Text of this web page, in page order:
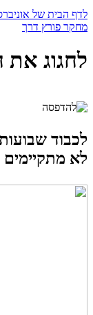
לדף הבית של
מחקר פורץ דרך
לחגוג את
לכבוד
לא מתקיימים